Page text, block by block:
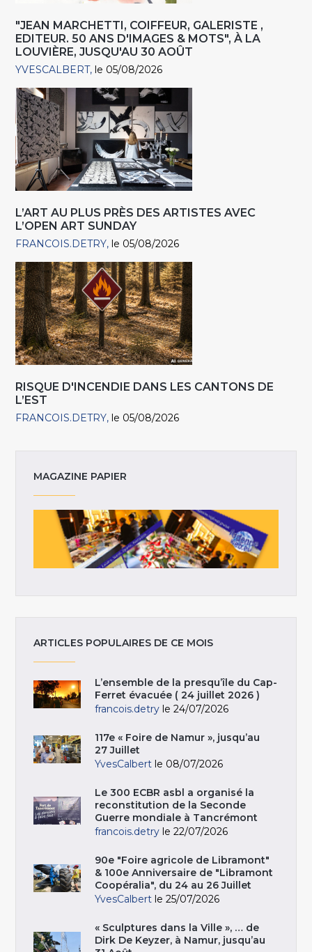
"JEAN MARCHETTI, COIFFEUR, GALERISTE ,
EDITEUR. 50 ANS D'IMAGES & MOTS", À LA
LOUVIÈRE, JUSQU'AU 30 AOÛT
YVESCALBERT le 05/08/2026
L’ART AU PLUS PRÈS DES ARTISTES AVEC
L’OPEN ART SUNDAY
FRANCOIS.DETRY le 05/08/2026
RISQUE D'INCENDIE DANS LES CANTONS DE
L’EST
FRANCOIS.DETRY le 05/08/2026
MAGAZINE PAPIER
ARTICLES POPULAIRES DE CE MOIS
L’ensemble de la presqu’île du Cap-
Ferret évacuée ( 24 juillet 2026 )
francois.detry le 24/07/2026
117e « Foire de Namur », jusqu’au
27 Juillet
YvesCalbert le 08/07/2026
Le 300 ECBR asbl a organisé la
reconstitution de la Seconde
Guerre mondiale à Tancrémont
francois.detry le 22/07/2026
90e "Foire agricole de Libramont"
& 100e Anniversaire de "Libramont
Coopéralia", du 24 au 26 Juillet
YvesCalbert le 25/07/2026
« Sculptures dans la Ville », … de
Dirk De Keyzer, à Namur, jusqu’au